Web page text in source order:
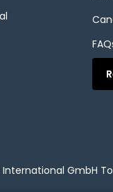
International GmbH